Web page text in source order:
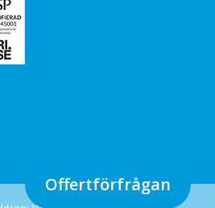
Offertförfrågan